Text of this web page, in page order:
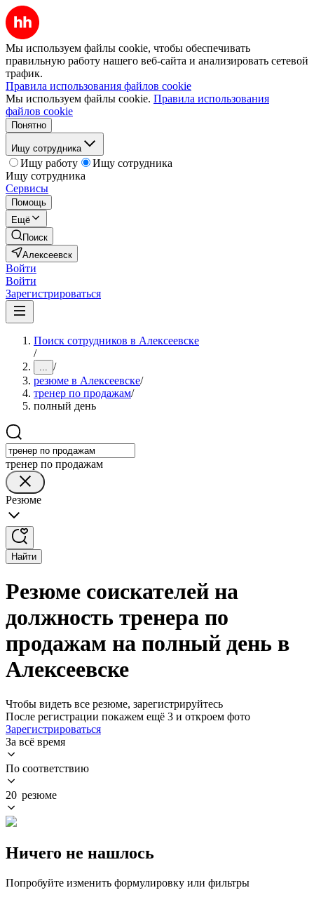
Мы используем файлы cookie, чтобы обеспечивать
правильную работу нашего веб-сайта и анализировать сетевой
трафик.
Правила использования файлов cookie
Мы используем файлы cookie. Правила использования
файлов cookie
Понятно
Ищу сотрудника
Ищу работу
Ищу сотрудника
Ищу сотрудника
Сервисы
Помощь
Ещё
Поиск
Алексеевск
Войти
Войти
Зарегистрироваться
Поиск сотрудников в Алексеевске
/
... /
резюме в Алексеевске/
тренер по продажам/
полный день
тренер по продажам
Резюме
Найти
Резюме соискателей на
должность тренера по
продажам на полный день в
Алексеевске
Чтобы видеть все резюме, зарегистрируйтесь
После регистрации покажем ещё 3 и откроем фото
Зарегистрироваться
За всё время
По соответствию
20 резюме
Ничего не нашлось
Попробуйте изменить формулировку или фильтры